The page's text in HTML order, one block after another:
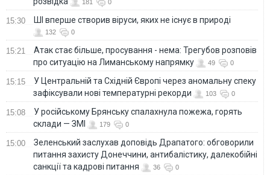
181 0
15:30 ШІ вперше створив віруси, яких не існує в природі
132 0
15:21
Атак стає більше, просування - нема: Трегубов розповів
про ситуацію на Лиманському напрямку
49 0
15:15
У Центральній та Східній Європі через аномальну спеку
зафіксували нові температурні рекорди
103 0
15:08
У російському Брянську спалахнула пожежа, горять
склади — ЗМІ
179 0
15:00
Зеленський заслухав доповідь Драпатого: обговорили
питання захисту Донеччини, антибалістику, далекобійні
санкції та кадрові питання
36 0